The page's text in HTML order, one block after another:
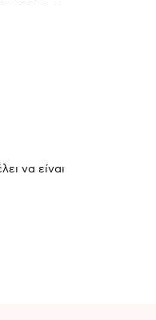
να είναι